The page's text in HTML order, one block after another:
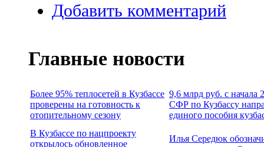
Добавить комментарий
Главные новости
Более 95% теплосетей в Кузбассе
проверены на готовность к
отопительному сезону
9,6 млрд руб. с начала
СФР по Кузбассу
единого пособия
В Кузбассе по нацпроекту
открылось обновленное
Илья Середюк